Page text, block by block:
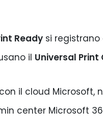
Readysi registrano
il Universal
il cloud Microsoft,
center Microsoft